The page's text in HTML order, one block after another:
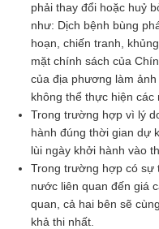
phải thay đổi hoặc huỷ
như: Dịch bệnh bùng
hoạn, chiến tranh,
mặt chính sách của
của địa phương làm
không thể thực hiện các
Trong trường hợp vì lý
hành đúng thời gian dự
lùi ngày khởi hành vào
Trong trường hợp có sự
nước liên quan đến giá
quan, cả hai bên sẽ
khả thi nhất.